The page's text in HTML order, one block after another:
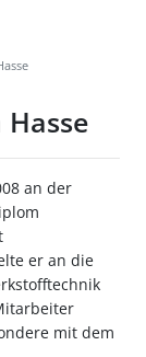
an der
er an die
mit dem